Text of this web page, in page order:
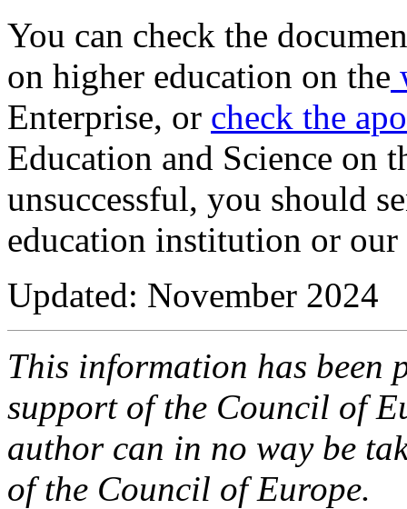
You can check the
on higher education on the
Enterprise, or check the
Education and Science on
unsuccessful, you should
education institution or our
Updated: November 2024
This information has been
support of the Council of
author can in no way be
of the Council of Europe.